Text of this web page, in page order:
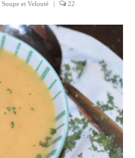
Soupe et Velouté | 22